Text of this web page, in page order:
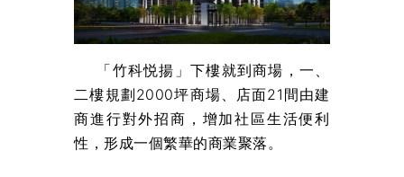
「竹科悦揚」下樓就到商場，一、
二樓規劃2000坪商場、店面21間由建
商進行對外招商，增加社區生活便利
性，形成一個繁華的商業聚落。